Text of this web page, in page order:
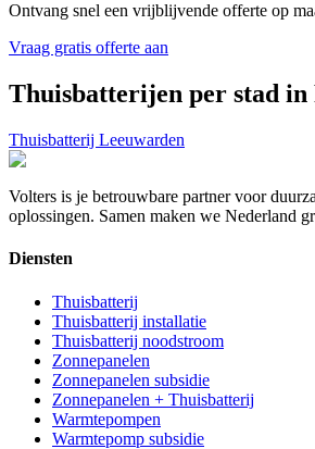
Ontvang snel een vrijblijvende offerte op
Vraag gratis offerte aan
Thuisbatterijen per stad in
Thuisbatterij Leeuwarden
Volters is je betrouwbare partner voor
oplossingen. Samen maken we Nederland
Diensten
Thuisbatterij
Thuisbatterij installatie
Thuisbatterij noodstroom
Zonnepanelen
Zonnepanelen subsidie
Zonnepanelen + Thuisbatterij
Warmtepompen
Warmtepomp subsidie